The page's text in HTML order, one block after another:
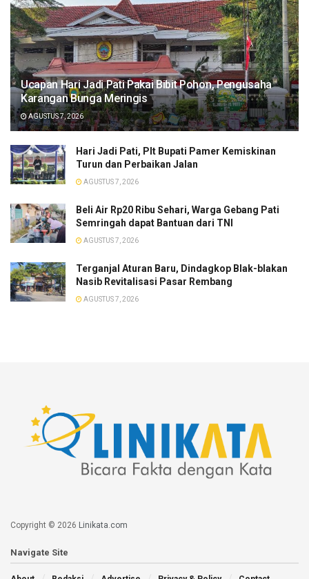
​Ucapan Hari Jadi Pati Pakai Bibit Pohon, Pengusaha
Karangan Bunga Meringis
AGUSTUS 7, 2026
​Hari Jadi Pati, Plt Bupati Pamer Kemiskinan
Turun dan Perbaikan Jalan
AGUSTUS 7, 2026
Beli Air Rp20 Ribu Sehari, Warga Gebang Pati
Semringah dapat Bantuan dari TNI
AGUSTUS 7, 2026
Terganjal Aturan Baru, Dindagkop Blak-blakan
Nasib Revitalisasi Pasar Rembang
AGUSTUS 7, 2026
Copyright © 2026 Linikata.com
Navigate Site